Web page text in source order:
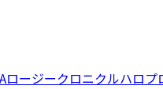
ロージークロニクルハロプ